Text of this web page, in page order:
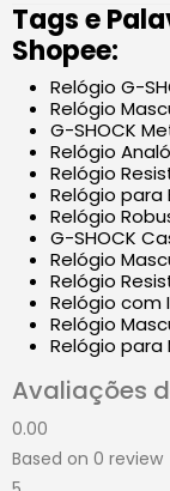
Tags e
Shopee:
Relógio G-
Relógio
G-SHOCK
Relógio
Relógio
Relógio para
Relógio
G-SHOCK
Relógio
Relógio
Relógio com
Relógio
Relógio para
Avaliações
0.00
Based on 0 review